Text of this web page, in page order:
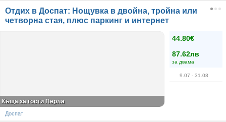
Отдих в Доспат: Нощувка в двойна, тройна или
четворна стая, плюс паркинг и интернет
44.80€
87.62лв
за двама
9.07 - 31.08
Къща за гости Перла
Доспат